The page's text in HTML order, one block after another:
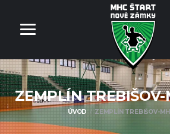
ZEMPLÍN
ÚVOD ZEMPLÍN TREBIŠOV-